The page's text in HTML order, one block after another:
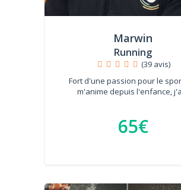
Marwin
Running
(39 avis)
Fort d'une passion pour le
m'anime depuis l'enfance,
65€